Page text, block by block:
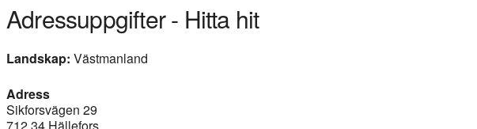
Adressuppgifter - Hitta hit
Landskap: Västmanland
Adress
Sikforsvägen 29
712 34 Hällefors